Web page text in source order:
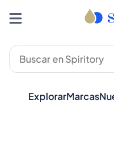
ExplorarMarcas